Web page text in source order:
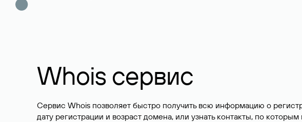
Whois сервис
Сервис Whois позволяет быстро получить всю информацию о
дату регистрации и возраст домена, или узнать контакты, по